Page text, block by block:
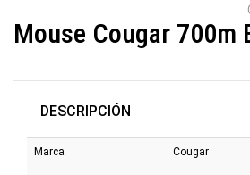
Mouse Cougar 700m
DESCRIPCIÓN
Marca Cougar